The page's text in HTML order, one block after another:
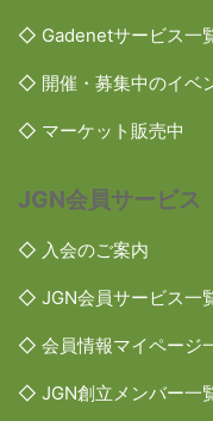
◇ Gadenetサービス一
◇ 開催・募集中のイベ
◇ マーケット販売中
JGN会員サービス
◇ 入会のご案内
◇ JGN会員サービス一
◇ 会員情報マイページ
◇ JGN創立メンバー一